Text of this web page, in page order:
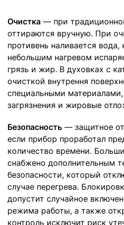
Очистка — при
оттираются вручную. При
противень наливается вода,
небольшим нагревом
грязь и жир. В духовках с
очисткой внутрення
специальными
загрязнения и жировые
Безопасность — защитное
если прибор проработал
количество времени.
снабжено дополнительным
безопасности, который
случае перегрева.
допустит случайное
режима работы, а также
контроль исключит риск